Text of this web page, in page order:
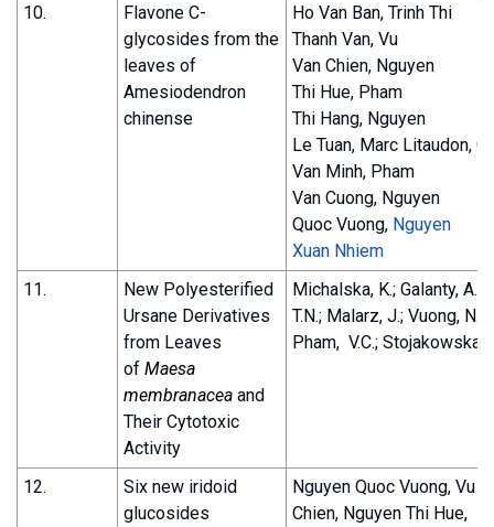
10.
Flavone C-
glycosides from the
leaves of
Amesiodendron
chinense
Ho Van Ban, Trinh Thi
Thanh Van, Vu
Van Chien, Nguyen
Thi Hue, Pham
Thi Hang, Nguyen
Le Tuan, Marc Litaudon,
Van Minh, Pham
Van Cuong, Nguyen
Quoc Vuong, Nguyen
Xuan Nhiem
11.
New Polyesterified
Ursane Derivatives
from Leaves
of Maesa
membranacea and
Their Cytotoxic
Activity
Michalska, K.; Galanty, A.;
T.N.; Malarz, J.; Vuong,
Pham, V.C.; Stojakowska,
12.
Six new iridoid
glucosides
Nguyen Quoc Vuong, Vu
Chien, Nguyen Thi Hue,